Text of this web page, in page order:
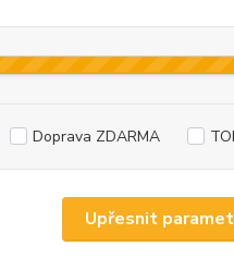
Upřesnit
Doprava ZDARMA